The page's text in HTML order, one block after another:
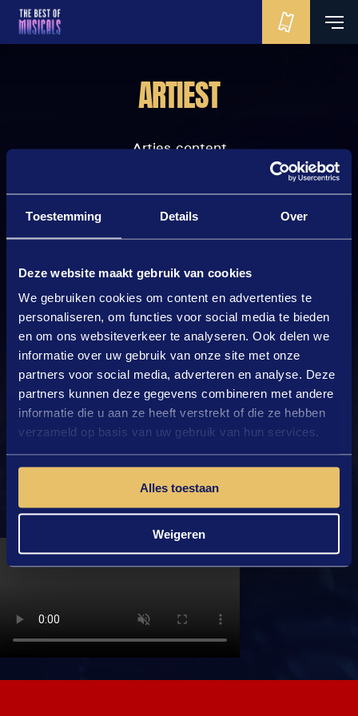
Toestemming Details Over
Deze website maakt gebruik van cookies
We gebruiken cookies om content en advertenties te
personaliseren, om functies voor social media te bieden
en om ons websiteverkeer te analyseren. Ook delen we
informatie over uw gebruik van onze site met onze
partners voor social media, adverteren en analyse. Deze
partners kunnen deze gegevens combineren met andere
informatie die u aan ze heeft verstrekt of die ze hebben
verzameld op basis van uw gebruik van hun services.
Alles toestaan
Weigeren
ARTIEST
Arties content
Geproduceerd door:
Privacy- en Cookiebeleid
Disclaimer
Pers
Veelgestelde vragen